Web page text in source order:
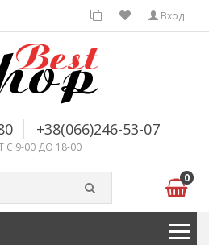
Вход
+38(066)246-53-07
С 9-00 ДО 18-00
0